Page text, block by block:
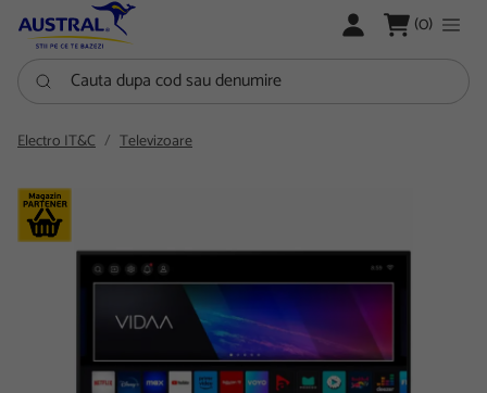
LOGARE (0)
Cauta dupa cod sau denumire
Electro IT&C Televizoare